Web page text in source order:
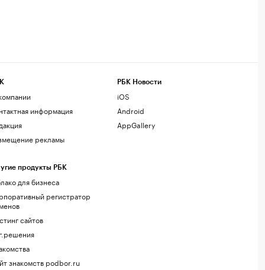
информация
рекламы
продукты РБК
для бизнеса
регистратор
сайтов
знакомств podbor.ru
РБК Новости
iOS
Android
AppGallery